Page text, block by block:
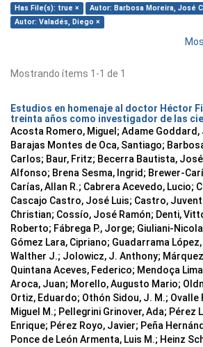
Has File(s): true ×
Autor: Barbosa Moreira, José
Autor: Valadés, Diego ×
Mostrando ítems 1-1 de 1
Estudios en homenaje al doctor Héctor
treinta años como investigador de las
Acosta Romero, Miguel; Adame
Barajas Montes de Oca, Santiago;
Carlos; Baur, Fritz; Becerra Bautista,
Alfonso; Brena Sesma, Ingrid; Brewer-
Carías, Allan R.; Cabrera Acevedo, Lucio;
Cascajo Castro, José Luis; Castro,
Christian; Cossío, José Ramón; Denti,
Roberto; Fábrega P., Jorge; Giuliani-
Gómez Lara, Cipriano; Guadarrama
Walther J.; Jolowicz, J. Anthony;
Quintana Aceves, Federico; Mendoça
Aroca, Juan; Morello, Augusto Mario;
Ortiz, Eduardo; Othón Sidou, J. M.; Ovalle
Miguel M.; Pellegrini Grinover, Ada; Pérez
Enrique; Pérez Royo, Javier; Peña
Ponce de León Armenta, Luis M.; Heinz